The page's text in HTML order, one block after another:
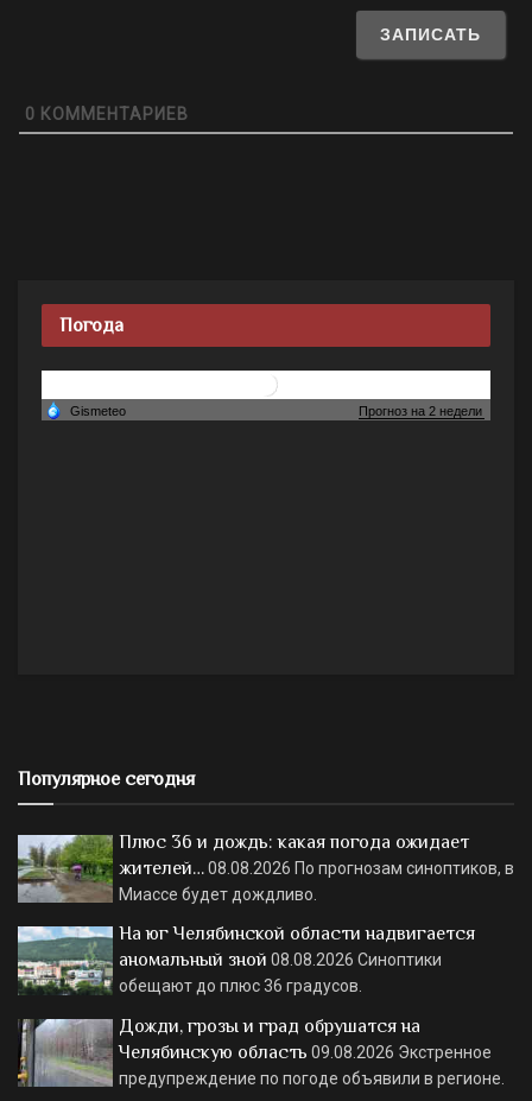
0 КОММЕНТАРИЕВ
Погода
Популярное сегодня
Плюс 36 и дождь: какая погода ожидает
жителей…08.08.2026 По прогнозам синоптиков, в
Миассе будет дождливо.
На юг Челябинской области надвигается
аномальный зной 08.08.2026 Синоптики
обещают до плюс 36 градусов.
Дожди, грозы и град обрушатся на
Челябинскую область 09.08.2026 Экстренное
предупреждение по погоде объявили в регионе.